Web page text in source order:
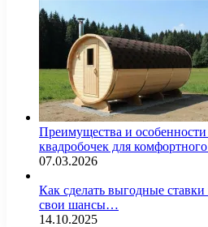
Преимущества и
квадробочек для
07.03.2026
Как сделать выгодные
свои шансы…
14.10.2025